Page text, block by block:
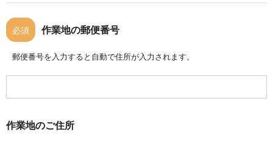
必須 作業地の郵便番号
郵便番号を入力すると自動で住所が入力されます。
作業地のご住所